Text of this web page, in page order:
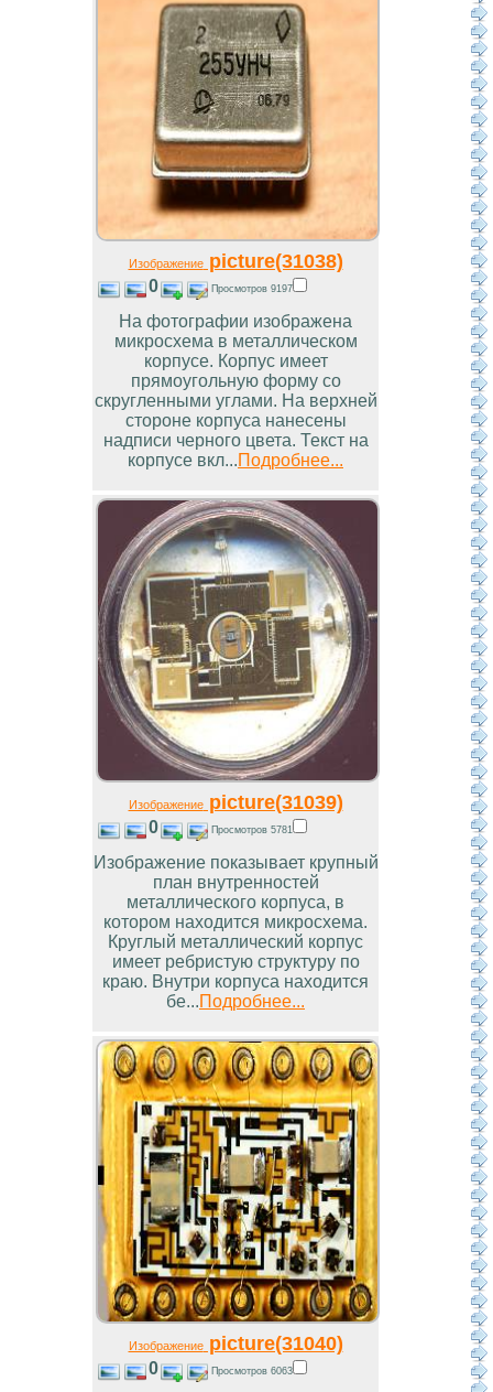
Изображениеpicture(31038)
0 Просмотров 9197
На фотографии изображена
микросхема в металлическом
корпусе. Корпус имеет
прямоугольную форму со
скругленными углами. На верхней
стороне корпуса нанесены
надписи черного цвета. Текст на
корпусе вкл...Подробнее...
Изображениеpicture(31039)
0 Просмотров 5781
Изображение показывает крупный
план внутренностей
металлического корпуса, в
котором находится микросхема.
Круглый металлический корпус
имеет ребристую структуру по
краю. Внутри корпуса находится
бе...Подробнее...
Изображениеpicture(31040)
0 Просмотров 6063